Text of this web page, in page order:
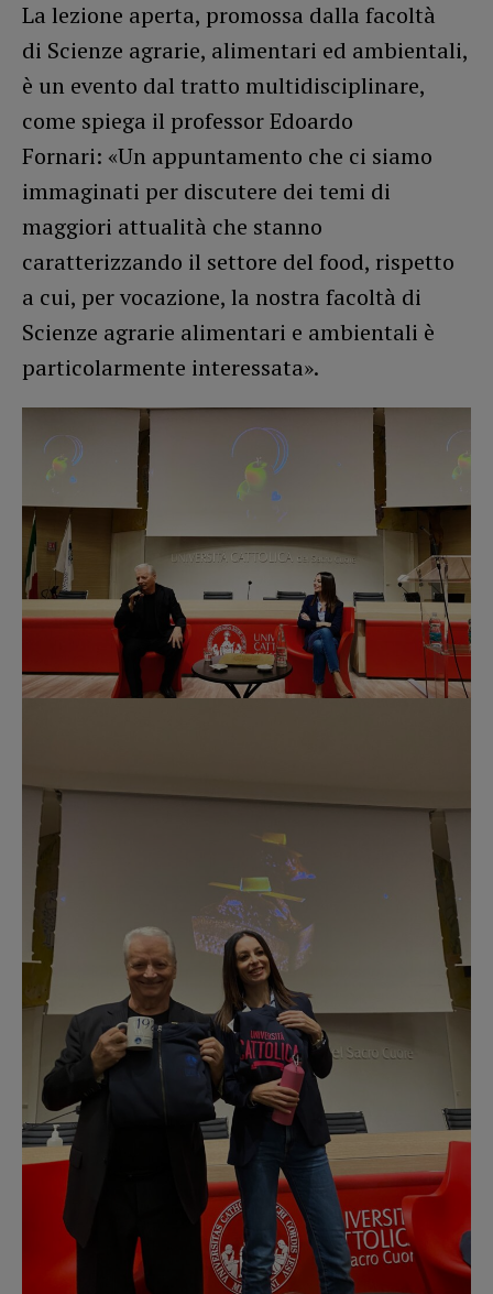
La lezione aperta, promossa dalla facoltà
di Scienze agrarie, alimentari ed ambientali,
è un evento dal tratto multidisciplinare,
come spiega il professor Edoardo
Fornari: «Un appuntamento che ci siamo
immaginati per discutere dei temi di
maggiori attualità che stanno
caratterizzando il settore del food, rispetto
a cui, per vocazione, la nostra facoltà di
Scienze agrarie alimentari e ambientali è
particolarmente interessata».